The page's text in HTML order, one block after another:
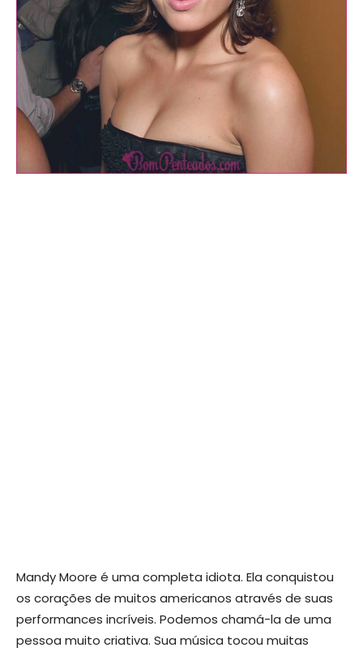
Mandy Moore é uma completa idiota. Ela conquistou
os corações de muitos americanos através de suas
performances incríveis. Podemos chamá-la de uma
pessoa muito criativa. Sua música tocou muitas